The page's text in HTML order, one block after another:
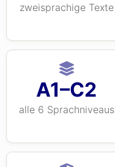
zweisprachige Texte
A1–C2
alle 6 Sprachniveaus